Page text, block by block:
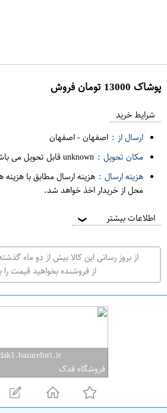
پوشاک 13000 تومان فروش
ف
ر
و
ت
ه
ر
ا
ص
ه
ا
شرایط خرید
ارسال از : اصفهان-اصفهان
مکان تحویل : unknown قابل تحویل می باشد
هزینه ارسال : هزینه ارسال مطابق با
محل از خریدار اخذ خواهد شد.
اطلاعات بیشتر ❯
از بروز رسانی این کالا بیش از دو ماه
از فروشنده بخواهید قیمت را
فروشگاه فدک